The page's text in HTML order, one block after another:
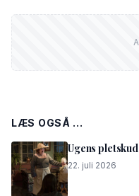
LÆS OGSÅ ...
Ugens pletskud
22. juli 2026